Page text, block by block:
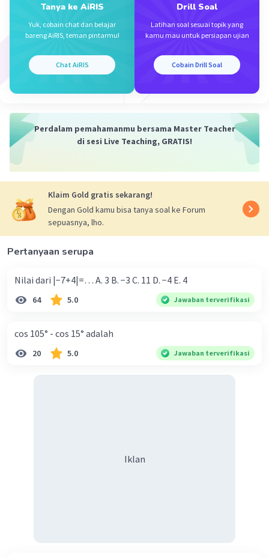
Tanya ke AiRIS
Yuk, cobain chat dan belajar
bareng AiRIS, teman pintarmu!
Chat AiRIS
Drill Soal
Latihan soal sesuai topik yang
kamu mau untuk persiapan ujian
Cobain Drill Soal
Perdalam pemahamanmu bersama Master Teacher
di sesi Live Teaching, GRATIS!
Klaim Gold gratis sekarang!
Dengan Gold kamu bisa tanya soal ke Forum
sepuasnya, lho.
Pertanyaan serupa
Nilai dari |−7+4|=… A. 3 B. −3 C. 11 D. −4 E. 4
64 5.0 Jawaban terverifikasi
cos 105° - cos 15° adalah
20 5.0 Jawaban terverifikasi
Iklan